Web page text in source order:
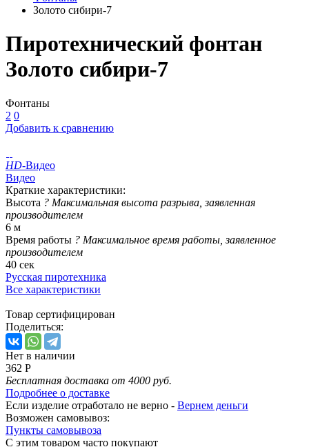
Золото сибири-7
Пиротехнический фонтан
Золото сибири-7
Фонтаны
2 0
Добавить к сравнению
HD-Видео
Видео
Краткие характеристики:
Высота ? Максимальная высота разрыва, заявленная
производителем
6 м
Время работы ? Максимальное время работы, заявленное
производителем
40 сек
Русская пиротехника
Все характеристики
Товар сертифицирован
Поделиться:
Нет в наличии
362 Р
Бесплатная доставка от 4000 руб.
Подробнее о доставке
Если изделие отработало не верно - Вернем деньги
Возможен самовывоз:
Пункты самовывоза
С этим товаром часто покупают